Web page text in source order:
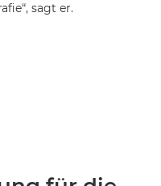
sagt er.